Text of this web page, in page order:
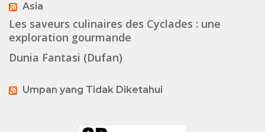
Asia
Les saveurs culinaires des Cyclades : une
exploration gourmande
Dunia Fantasi (Dufan)
Umpan yang Tidak Diketahui